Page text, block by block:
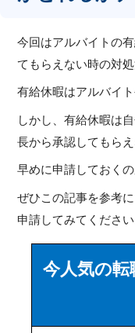
今回はアルバイトの
てもらえない時の対
有給休暇はアルバイ
しかし、有給休暇は
長から承認してもら
早めに申請しておく
ぜひこの記事を参考
申請してみてください
今人気の